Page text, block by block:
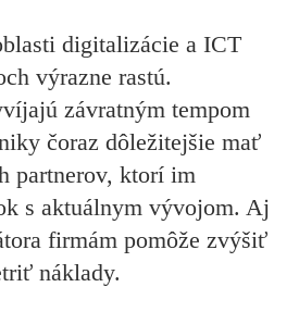
digitalizácie a ICT
výrazne rastú.
závratným tempom
čoraz dôležitejšie mať
partnerov, ktorí im
s aktuálnym vývojom. Aj
firmám pomôže zvýšiť
náklady.